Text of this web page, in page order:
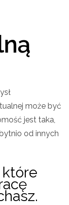
może być
jest taka,
od innych